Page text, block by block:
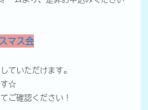
マス会
ていただけます。
す☆
ご確認ください！